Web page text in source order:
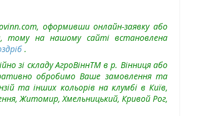
оформивши онлайн-заявку або
тому на нашому сайті встановлена
.
зі складу АгроВіннTM в р. Вінниця або
обробимо Ваше замовлення та
та інших кольорів на клумбі в Київ,
Житомир, Хмельницький, Кривой Рог,